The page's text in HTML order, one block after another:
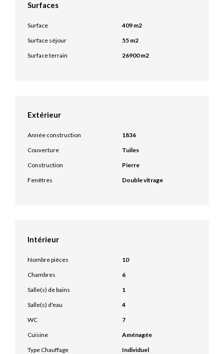
Surfaces
Surface
409 m2
Surface séjour
55 m2
Surface terrain
26900 m2
Extérieur
Année construction
1836
Couverture
Tuiles
Construction
Pierre
Fenêtres
Double vitrage
Intérieur
Nombre pièces
10
Chambres
6
Salle(s) de bains
1
Salle(s) d'eau
4
WC
7
Cuisine
Aménagée
Type Chauffage
Individuel